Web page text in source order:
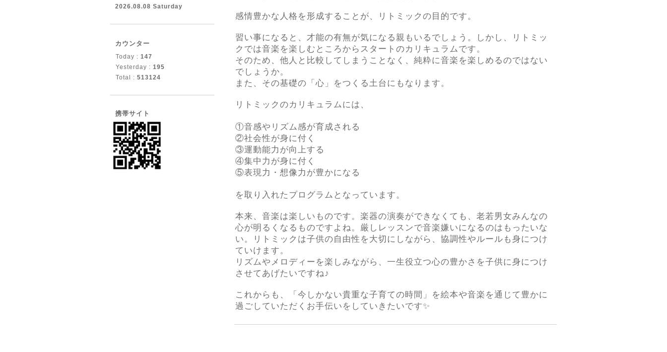
感情豊かな人格を形成することが、リトミックの目的です。
習い事になると、才能の有無が気になる親もいるでしょう。しかし、リトミッ
クでは音楽を楽しむところからスタートのカリキュラムです。
そのため、他人と比較してしまうことなく、純粋に音楽を楽しめるのではない
でしょうか。
また、その基礎の「心」をつくる土台にもなります。
リトミックのカリキュラムには、
①音感やリズム感が育成される
②社会性が身に付く
③運動能力が向上する
④集中力が身に付く
⑤表現力・想像力が豊かになる
を取り入れたプログラムとなっています。
本来、音楽は楽しいものです。楽器の演奏ができなくても、老若男女みんなの
心が明るくなるものですよね。厳しレッスンで音楽嫌いになるのはもったいな
い。リトミックは子供の自由性を大切にしながら、協調性やルールも身につけ
ていけます。
リズムやメロディーを楽しみながら、一生役立つ心の豊かさを子供に身につけ
させてあげたいですね♪
これからも、「今しかない貴重な子育ての時間」を絵本や音楽を通じて豊かに
過ごしていただくお手伝いをしていきたいです✨
2026.08.08 Saturday
カウンター
Today : 147
Yesterday : 195
Total : 513124
携帯サイト